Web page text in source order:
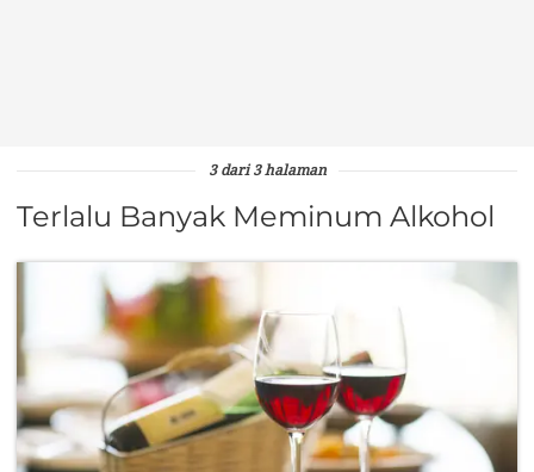
3 dari 3 halaman
Terlalu Banyak Meminum Alkohol